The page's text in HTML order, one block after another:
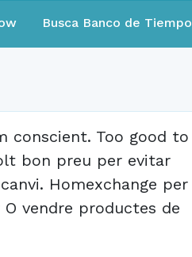
Busca Banco de Tiempo
conscient. Too good to
bon preu per evitar
Homexchange per
vendre productes de